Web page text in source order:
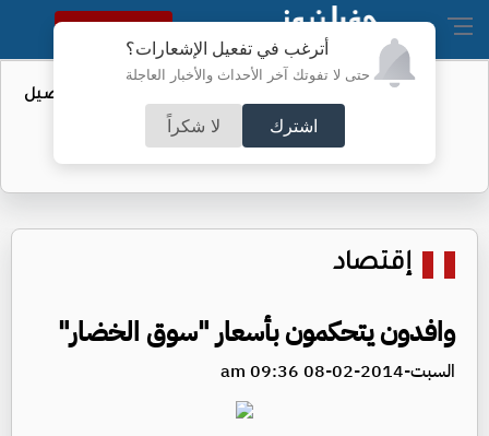
أترغب في تفعيل الإشعارات؟
حتى لا تفوتك آخر الأحداث والأخبار العاجلة
اشترك لا شكراً
النسخة الكاملة
عطاء حكومي لتعزيز مخزون النفط - تفاصيل
إقتصاد
وافدون يتحكمون بأسعار "سوق الخضار"
السبت-2014-02-08 09:36 am